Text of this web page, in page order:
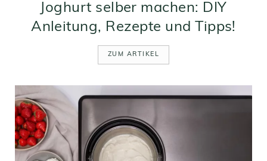
Joghurt selber machen: DIY
Anleitung, Rezepte und Tipps!
ZUM ARTIKEL